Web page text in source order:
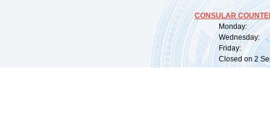
CONSULAR
Monday:
Wednesday:
Friday:
Closed on 2